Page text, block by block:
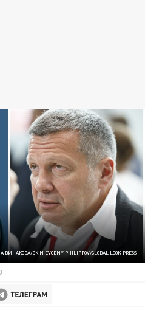
ВК И EVGENY PHILIPPOV/GLOBAL LOOK PRESS